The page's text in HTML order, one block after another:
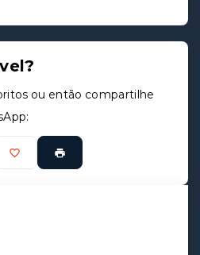
ou então compartilhe